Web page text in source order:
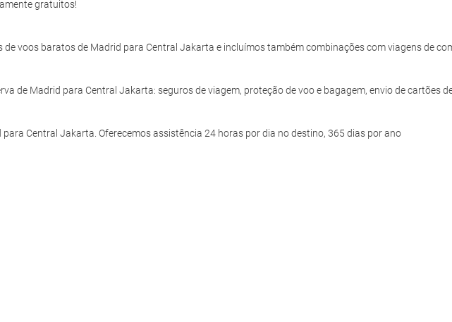
gratuitos!
de voos baratos de Madrid para Central Jakarta e incluímos também combinações com viagens de
de Madrid para Central Jakarta: seguros de viagem, proteção de voo e bagagem, envio de cartões
Central Jakarta. Oferecemos assistência 24 horas por dia no destino, 365 dias por ano